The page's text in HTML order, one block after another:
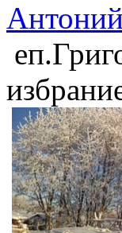
Антоний